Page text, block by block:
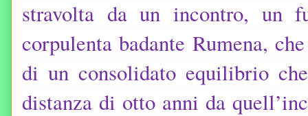
stravolta da un incontro, un
corpulenta badante Rumena,
di un consolidato equilibrio
distanza di otto anni da